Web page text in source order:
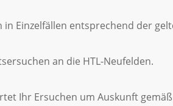
in Einzelfällen entsprechend der
an die HTL-Neufelden.
Ihr Ersuchen um Auskunft